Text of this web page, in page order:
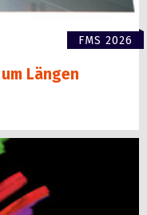
FMS 2026
Längen